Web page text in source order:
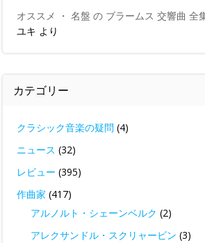
オススメ ・ 名盤 の ブラームス 交響曲 全
ユキ より
カテゴリー
クラシック音楽の疑問 (4)
ニュース (32)
レビュー (395)
作曲家 (417)
アルノルト・シェーンベルク (2)
アレクサンドル・スクリャービン (3)